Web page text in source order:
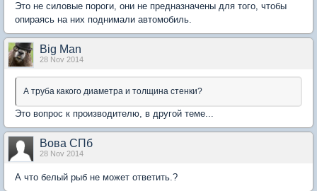
Это не силовые пороги, они не предназначены для того, чтобы
опираясь на них поднимали автомобиль.
Big Man
28 Nov 2014
А труба какого диаметра и толщина стенки?
Это вопрос к производителю, в другой теме...
Вова СПб
28 Nov 2014
А что белый рыб не может ответить.?